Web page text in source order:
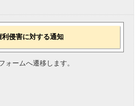
利侵害に対する通知
ォームへ遷移します。